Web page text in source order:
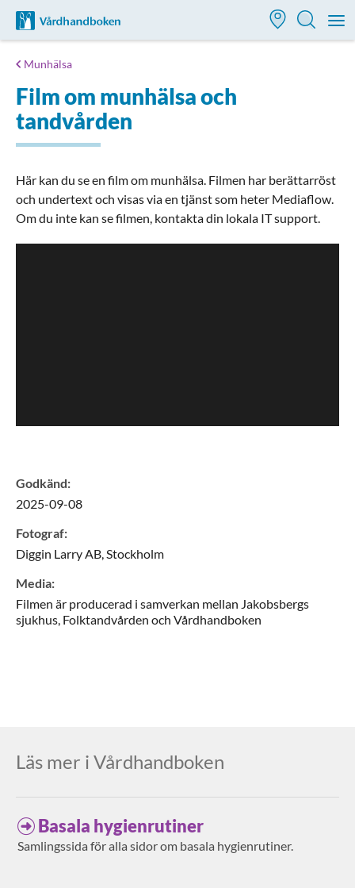
Till startsidan för Vårdhandboken
Munhälsa
Film om munhälsa och
tandvården
Här kan du se en film om munhälsa. Filmen har berättarröst
och undertext och visas via en tjänst som heter Mediaflow.
Om du inte kan se filmen, kontakta din lokala IT support.
Godkänd:
2025-09-08
Fotograf:
Diggin Larry AB, Stockholm
Media:
Filmen är producerad i samverkan mellan Jakobsbergs
sjukhus, Folktandvården och Vårdhandboken
Läs mer i Vårdhandboken
Basala hygienrutiner
Samlingssida för alla sidor om basala hygienrutiner.